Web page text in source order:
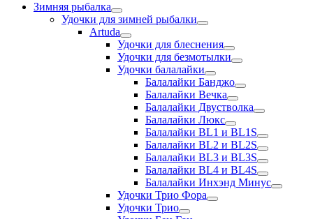
Зимняя рыбалка
Удочки для зимней рыбалки
Artuda
Удочки для блеснения
Удочки для безмотылки
Удочки балалайки
Балалайки Банджо
Балалайки Вечка
Балалайки Двустволка
Балалайки Люкс
Балалайки BL1 и BL1S
Балалайки BL2 и BL2S
Балалайки BL3 и BL3S
Балалайки BL4 и BL4S
Балалайки Инхэнд Минус
Удочки Трио Фора
Удочки Трио